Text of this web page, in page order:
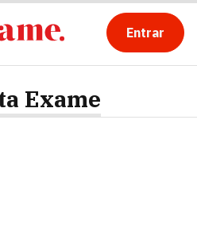
Entrar
Exame